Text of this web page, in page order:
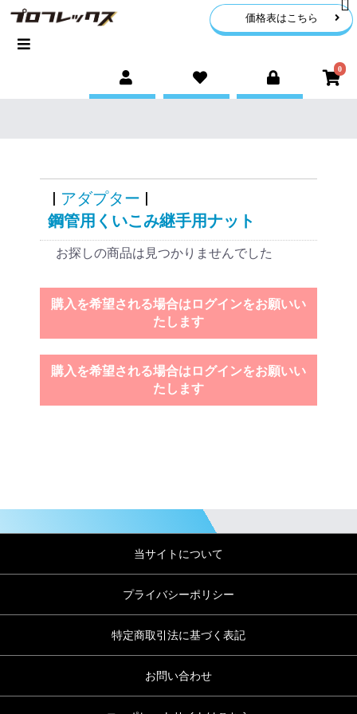
価格表はこちら
0
| アダプター |
鋼管用くいこみ継手用ナット
お探しの商品は見つかりませんでした
購入を希望される場合はログインをお願いい
たします
購入を希望される場合はログインをお願いい
たします
当サイトについて
プライバシーポリシー
特定商取引法に基づく表記
お問い合わせ